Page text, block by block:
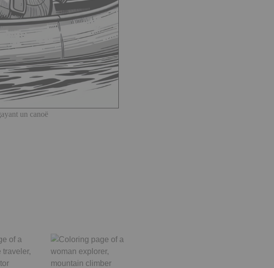
un canoë